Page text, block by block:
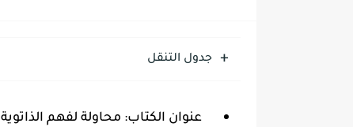
جدول التنقل
عنوان الكتاب: محاولة لفهم الذاتوية PDF